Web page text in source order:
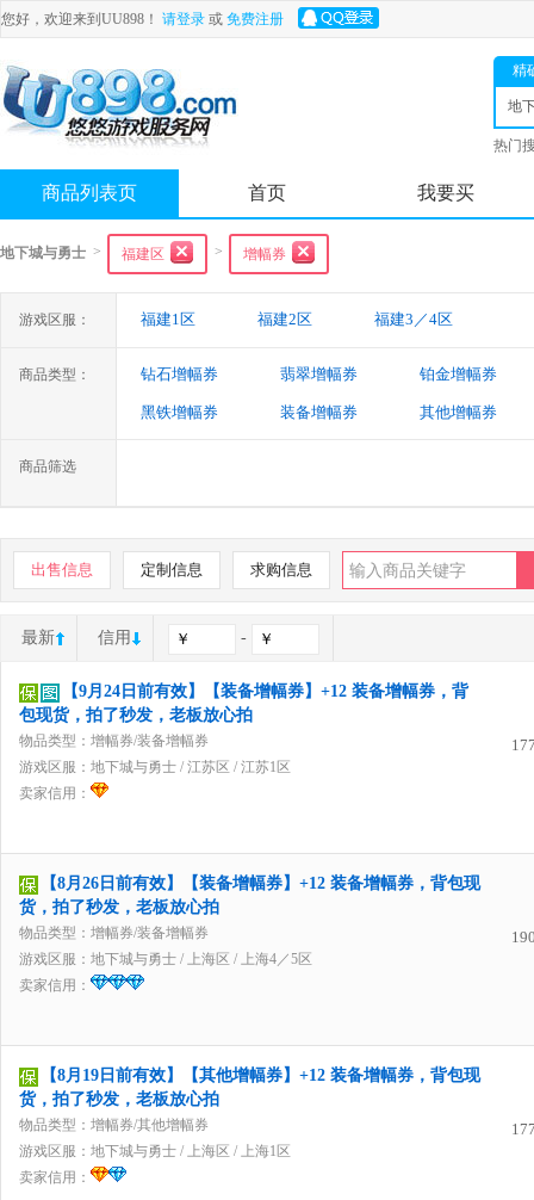
您好，欢迎来到UU898！ 请登录 或 免费注册
精
地
士
热门
商品列表页 首页 我要买
地下城与勇士 > 福建区 > 增幅券
游戏区服： 福建1区 福建2区 福建3／4区
商品类型： 钻石增幅券 翡翠增幅券 铂金增幅券
黑铁增幅券 装备增幅券 其他增幅券
商品筛选
出售信息 定制信息 求购信息
最新 信用 -
【9月24日前有效】【装备增幅券】+12 装备增幅券，背
包现货，拍了秒发，老板放心拍
物品类型：增幅券/装备增幅券
游戏区服： 地下城与勇士 / 江苏区 / 江苏1区
卖家信用：
【8月26日前有效】【装备增幅券】+12 装备增幅券，背包现
货，拍了秒发，老板放心拍
物品类型：增幅券/装备增幅券
游戏区服： 地下城与勇士 / 上海区 / 上海4／5区
卖家信用：
【8月19日前有效】【其他增幅券】+12 装备增幅券，背包现
货，拍了秒发，老板放心拍
物品类型：增幅券/其他增幅券
游戏区服： 地下城与勇士 / 上海区 / 上海1区
卖家信用：